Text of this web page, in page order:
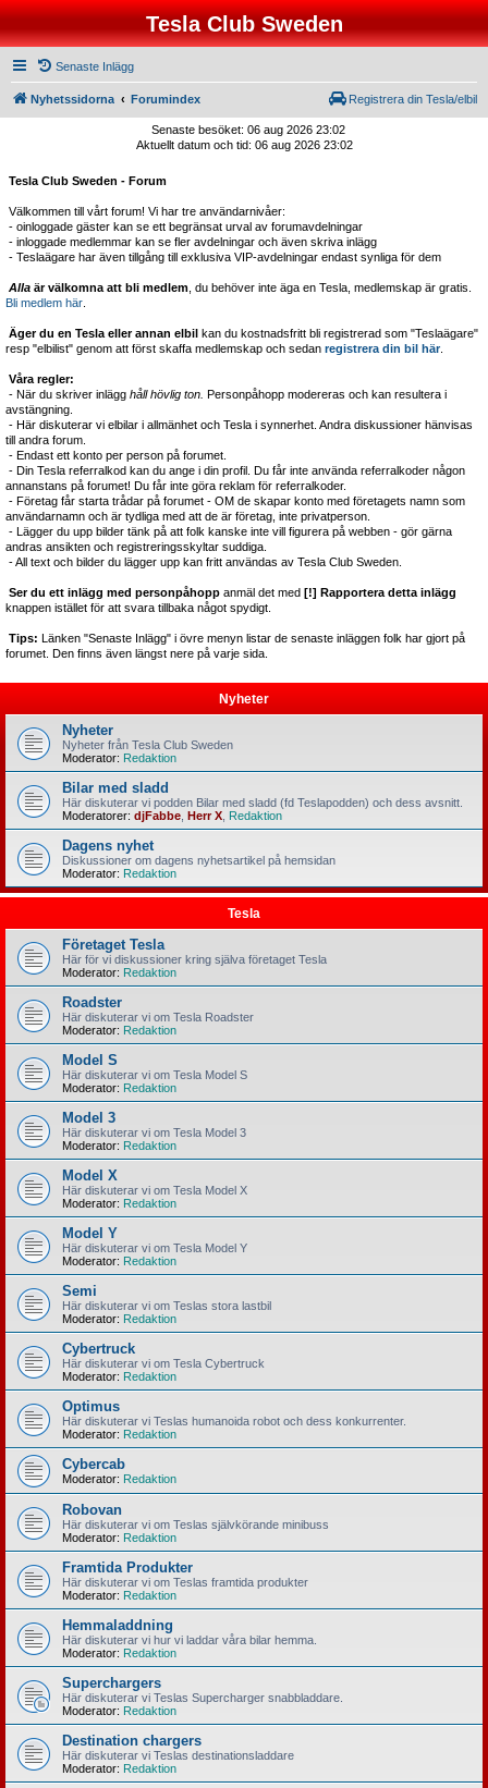
Tesla Club Sweden
Senaste Inlägg
Nyhetssidorna Forumindex Registrera din Tesla/elbil
Senaste besöket: 06 aug 2026 23:02
Aktuellt datum och tid: 06 aug 2026 23:02
Tesla Club Sweden - Forum
Välkommen till vårt forum! Vi har tre användarnivåer:
- oinloggade gäster kan se ett begränsat urval av forumavdelningar
- inloggade medlemmar kan se fler avdelningar och även skriva inlägg
- Teslaägare har även tillgång till exklusiva VIP-avdelningar endast synliga för dem
Alla är välkomna att bli medlem , du behöver inte äga en Tesla, medlemskap är gratis.
Bli medlem här
Äger du en Tesla eller annan elbil kan du kostnadsfritt bli registrerad som "Teslaägare"
resp "elbilist" genom att först skaffa medlemskap och sedan registrera din bil här.
Våra regler:
- När du skriver inlägg håll hövlig ton. Personpåhopp modereras och kan resultera i
avstängning.
- Här diskuterar vi elbilar i allmänhet och Tesla i synnerhet. Andra diskussioner hänvisas
till andra forum.
- Endast ett konto per person på forumet.
- Din Tesla referralkod kan du ange i din profil. Du får inte använda referralkoder någon
annanstans på forumet! Du får inte göra reklam för referralkoder.
- Företag får starta trådar på forumet - OM de skapar konto med företagets namn som
användarnamn och är tydliga med att de är företag, inte privatperson.
- Lägger du upp bilder tänk på att folk kanske inte vill figurera på webben - gör gärna
andras ansikten och registreringsskyltar suddiga.
- All text och bilder du lägger upp kan fritt användas av Tesla Club Sweden.
Ser du ett inlägg med personpåhopp anmäl det med [!] Rapportera detta inlägg
knappen istället för att svara tillbaka något spydigt.
Tips: Länken "Senaste Inlägg" i övre menyn listar de senaste inläggen folk har gjort på
forumet. Den finns även längst nere på varje sida.
Nyheter
Nyheter
Nyheter från Tesla Club Sweden
Moderator: Redaktion
Bilar med sladd
Här diskuterar vi podden Bilar med sladd (fd Teslapodden) och dess avsnitt.
Moderatorer: djFabbe Herr X Redaktion
Dagens nyhet
Diskussioner om dagens nyhetsartikel på hemsidan
Moderator: Redaktion
Tesla
Företaget Tesla
Här för vi diskussioner kring själva företaget Tesla
Moderator: Redaktion
Roadster
Här diskuterar vi om Tesla Roadster
Moderator: Redaktion
Model S
Här diskuterar vi om Tesla Model S
Moderator: Redaktion
Model 3
Här diskuterar vi om Tesla Model 3
Moderator: Redaktion
Model X
Här diskuterar vi om Tesla Model X
Moderator: Redaktion
Model Y
Här diskuterar vi om Tesla Model Y
Moderator: Redaktion
Semi
Här diskuterar vi om Teslas stora lastbil
Moderator: Redaktion
Cybertruck
Här diskuterar vi om Tesla Cybertruck
Moderator: Redaktion
Optimus
Här diskuterar vi Teslas humanoida robot och dess konkurrenter.
Moderator: Redaktion
Cybercab
Moderator: Redaktion
Robovan
Här diskuterar vi om Teslas självkörande minibuss
Moderator: Redaktion
Framtida Produkter
Här diskuterar vi om Teslas framtida produkter
Moderator: Redaktion
Hemmaladdning
Här diskuterar vi hur vi laddar våra bilar hemma.
Moderator: Redaktion
Superchargers
Här diskuterar vi Teslas Supercharger snabbladdare.
Moderator: Redaktion
Destination chargers
Här diskuterar vi Teslas destinationsladdare
Moderator: Redaktion